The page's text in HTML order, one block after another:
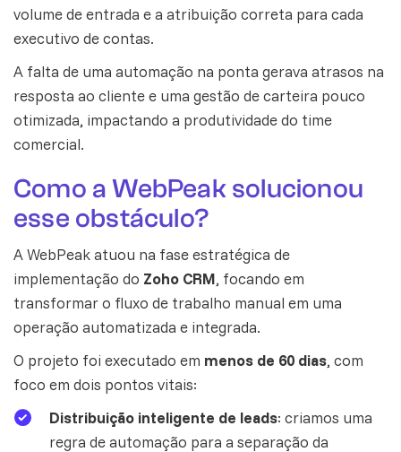
volume de entrada e a atribuição correta para cada
executivo de contas.
A falta de uma automação na ponta gerava atrasos na
resposta ao cliente e uma gestão de carteira pouco
otimizada, impactando a produtividade do time
comercial.
Como a WebPeak solucionou
esse obstáculo?
A WebPeak atuou na fase estratégica de
implementação do Zoho CRM, focando em
transformar o fluxo de trabalho manual em uma
operação automatizada e integrada.
O projeto foi executado em menos de 60 dias, com
foco em dois pontos vitais:
Distribuição inteligente de leads: criamos uma
regra de automação para a separação da